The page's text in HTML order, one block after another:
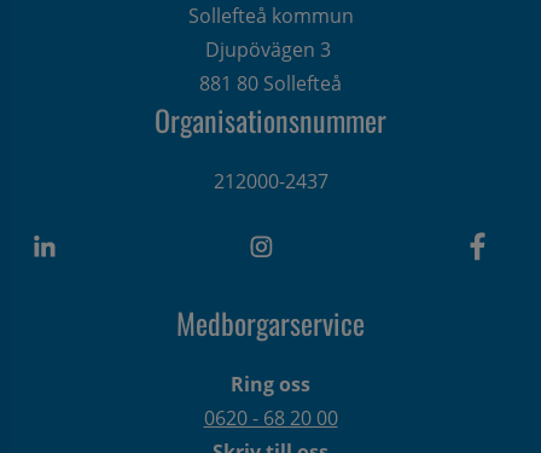
Sollefteå kommun
Djupövägen 3
881 80 Sollefteå
Organisationsnummer
212000-2437
Medborgarservice
Ring oss
0620 - 68 20 00